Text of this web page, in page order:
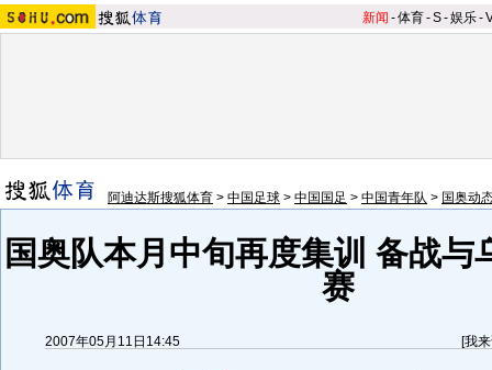
新闻 -体育-S-娱乐-
阿迪达斯搜狐体育 > 中国足球 > 中国国足 > 中国青年队 > 国奥动
国奥队本月中旬再度集训 备战与
赛
2007年05月11日14:45 [我